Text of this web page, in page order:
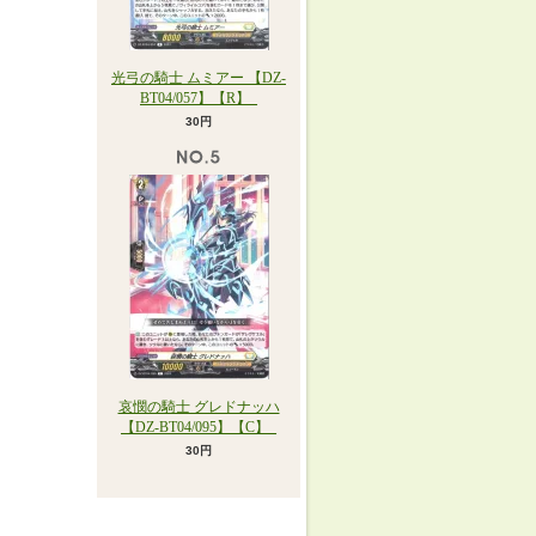
光弓の騎士 ムミアー 【DZ-
BT04/057】【R】_
30円
哀憫の騎士 グレドナッハ
【DZ-BT04/095】【C】_
30円